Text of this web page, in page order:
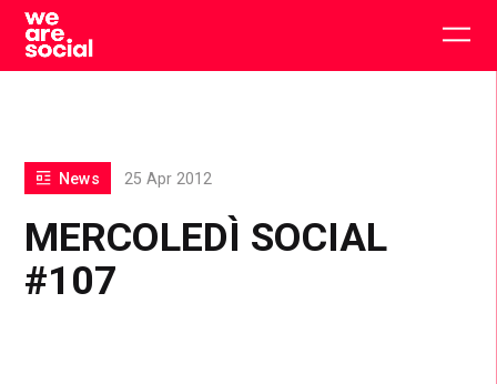
Skip
content
MERCOLEDÌ SOCIAL
#107
News 25 Apr 2012